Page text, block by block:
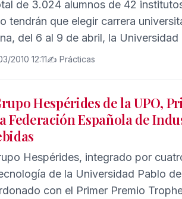
en SEVILLAPRESS y
interesantes y especializados
de 3.024 alumnos de 42
tendrán que elegir carrera
del 6 al 9 de abril, la
de Puertas Abiertas de la UPO
2010 12:11✍️ Prácticas
Hespérides de la UPO,
Federación Española de
Hespérides, integrado por
de la Universidad Pablo
con el Primer Premio